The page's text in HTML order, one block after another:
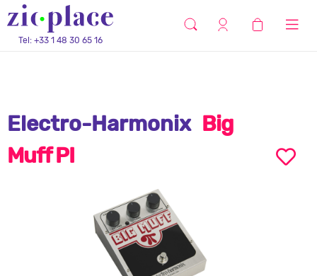
Tel: +33 1 48 30 65 16
Electro-Harmonix Big
Muff PI